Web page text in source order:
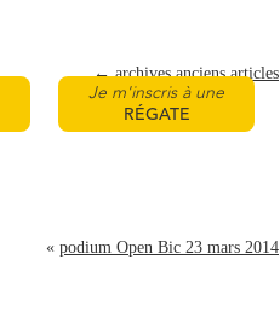
Je m'inscris à une
RÉGATE
←archives anciens articles
« podium Open Bic 23 mars 2014